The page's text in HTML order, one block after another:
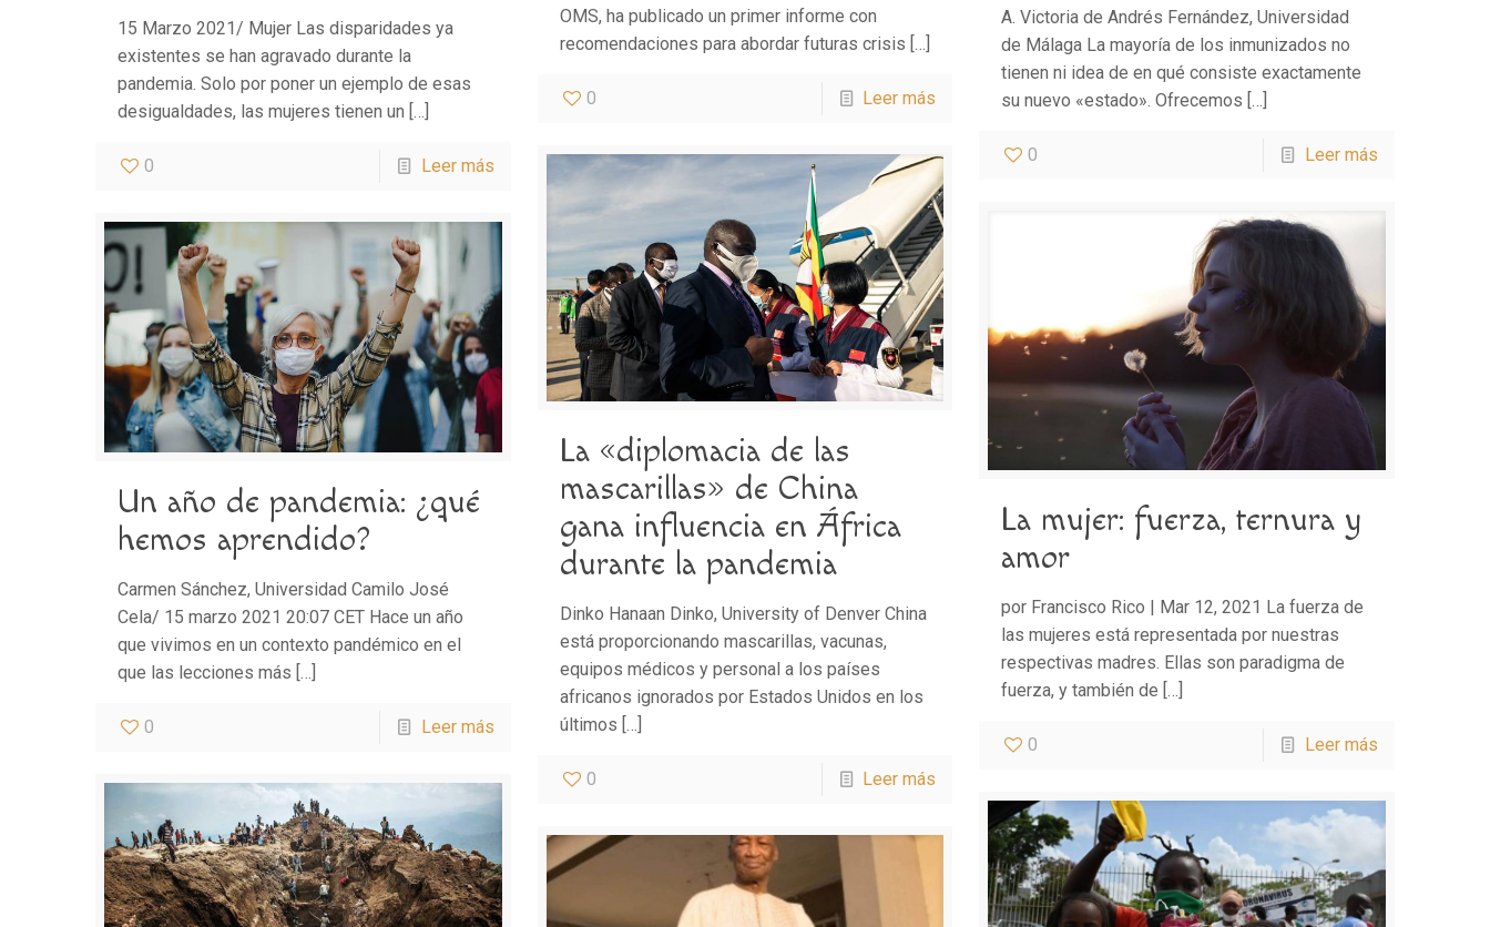
15 Marzo 2021/ Mujer Las disparidades ya
existentes se han agravado durante la
pandemia. Solo por poner un ejemplo de esas
desigualdades, las mujeres tienen un […]
0 Leer más
OMS, ha publicado un primer informe con
recomendaciones para abordar futuras crisis […]
0 Leer más
A. Victoria de Andrés Fernández, Universidad
de Málaga La mayoría de los inmunizados no
tienen ni idea de en qué consiste exactamente
su nuevo «estado». Ofrecemos […]
0 Leer más
La «diplomacia de las
mascarillas» de China
gana influencia en África
durante la pandemia
Dinko Hanaan Dinko, University of Denver China
está proporcionando mascarillas, vacunas,
equipos médicos y personal a los países
africanos ignorados por Estados Unidos en los
últimos […]
0 Leer más
La mujer: fuerza, ternura y
amor
por Francisco Rico | Mar 12, 2021 La fuerza de
las mujeres está representada por nuestras
respectivas madres. Ellas son paradigma de
fuerza, y también de […]
0 Leer más
Un año de pandemia: ¿qué
hemos aprendido?
Carmen Sánchez, Universidad Camilo José
Cela/ 15 marzo 2021 20:07 CET Hace un año
que vivimos en un contexto pandémico en el
que las lecciones más […]
0 Leer más